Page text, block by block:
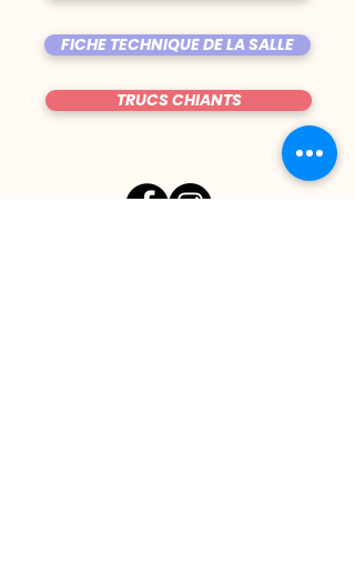
FICHE TECHNIQUE DE LA SALLE
TRUCS CHIANTS